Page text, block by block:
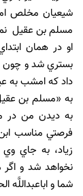
شيعيان مخلص
مسلم بن عقيل
او در همان
بستري شد و چون
داد كه امشب به
به «مسلم بن
به ديدن من در
فرصتي مناسب
زياد، به جاي
نخواهد شد و اگر
شما و اباعبداللَّه